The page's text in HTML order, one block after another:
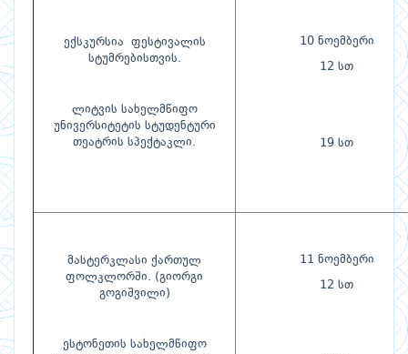
ექსკურსია ფესტივალის
სტუმრებისთვის.
ლიტვის სახელმწიფო
უნივერსიტეტის სტუდენტური
თეატრის სპექტაკლი.
10 ნოემბერი
12 სთ
19 სთ
მასტერკლასი ქართულ
ფოლკლორში. (გიორგი
გოგიშვილი)
ესტონეთის სახელმწიფო
11 ნოემბერი
12 სთ